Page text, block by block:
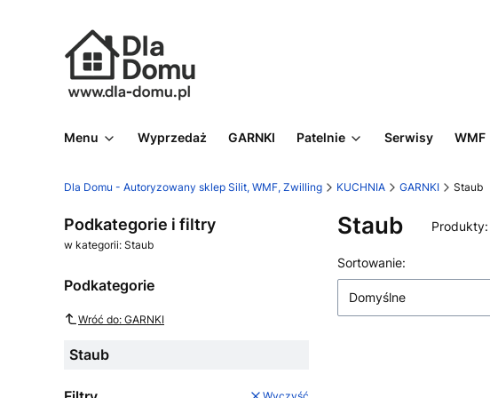
Menu Wyprzedaż GARNKI Patelnie Serwisy WMF
Dla Domu - Autoryzowany sklep Silit, WMF, Zwilling KUCHNIA GARNKI Staub
Podkategorie i filtry
w kategorii: Staub
Podkategorie
Wróć do: GARNKI
Staub
Staub Produkty:
Lista produktów
Sortowanie:
Domyślne